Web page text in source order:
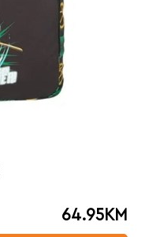
64.95KM